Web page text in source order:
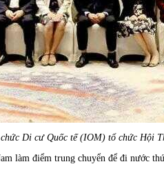
Di cư Quốc tế (IOM) tổ chức Hội
làm điểm trung chuyển để đi nước